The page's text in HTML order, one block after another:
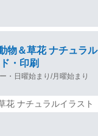
物＆草花 ナチュラ
・印刷
・日曜始まり/月曜始まり
ナチュラルイラスト